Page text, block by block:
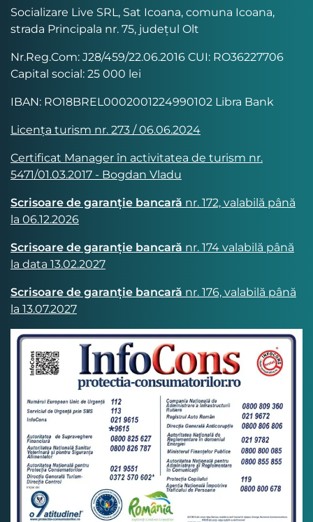
Socializare Live SRL, Sat Icoana, comuna Icoana,
strada Principala nr. 75, județul Olt
Nr.Reg.Com: J28/459/22.06.2016 CUI: RO36227706
Capital social: 25 000 lei
IBAN: RO18BREL0002001224990102 Libra Bank
Licența turism nr. 273 / 06.06.2024
Certificat Manager în activitatea de turism nr.
5471/01.03.2017 - Bogdan Vladu
Scrisoare de garanție bancară nr. 172, valabilă până
la 06.12.2026
Scrisoare de garanție bancară nr. 174 valabilă până
la data 13.02.2027
Scrisoare de garanție bancară nr. 176, valabilă până
la 13.07.2027